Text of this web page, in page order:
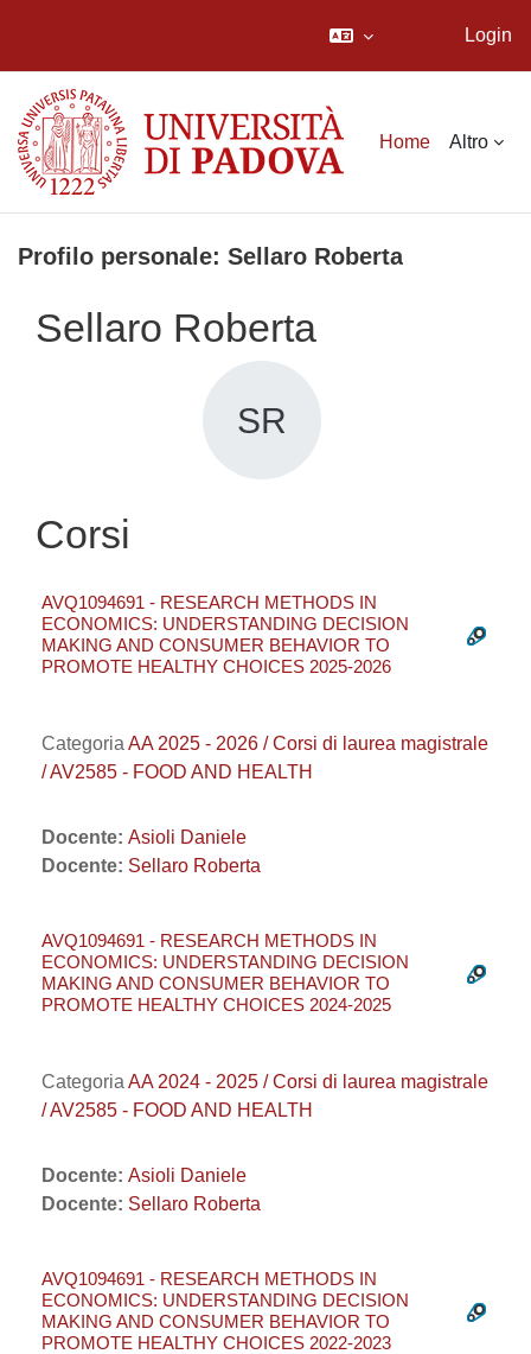
Login
Home Altro
Profilo personale: Sellaro Roberta
Sellaro Roberta
SR
Corsi
AVQ1094691 - RESEARCH METHODS IN
ECONOMICS: UNDERSTANDING DECISION
MAKING AND CONSUMER BEHAVIOR TO
PROMOTE HEALTHY CHOICES 2025-2026
Categoria AA 2025 - 2026 / Corsi di laurea magistrale
/ AV2585 - FOOD AND HEALTH
Docente: Asioli Daniele
Docente: Sellaro Roberta
AVQ1094691 - RESEARCH METHODS IN
ECONOMICS: UNDERSTANDING DECISION
MAKING AND CONSUMER BEHAVIOR TO
PROMOTE HEALTHY CHOICES 2024-2025
Categoria AA 2024 - 2025 / Corsi di laurea magistrale
/ AV2585 - FOOD AND HEALTH
Docente: Asioli Daniele
Docente: Sellaro Roberta
AVQ1094691 - RESEARCH METHODS IN
ECONOMICS: UNDERSTANDING DECISION
MAKING AND CONSUMER BEHAVIOR TO
PROMOTE HEALTHY CHOICES 2022-2023